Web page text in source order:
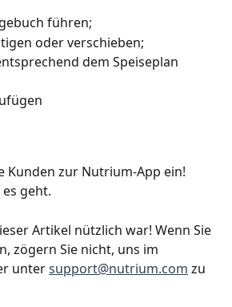
führen;
oder verschieben;
dem Speiseplan
Kunden zur Nutrium-App ein!
es geht.
Artikel nützlich war! Wenn Sie
zögern Sie nicht, uns im
unter support@nutrium.com zu